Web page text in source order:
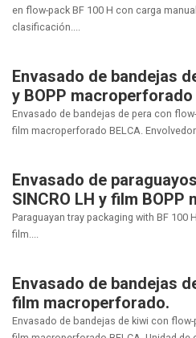
en flow-pack BF 100 H con carga
clasificación....
Envasado de bandejas
y BOPP macroperforado
Envasado de bandejas de pera con
film macroperforado BELCA.
Envasado de
SINCRO LH y film BOPP
Paraguayan tray packaging with BF 100
film....
Envasado de bandejas
film macroperforado.
Envasado de bandejas de kiwi con